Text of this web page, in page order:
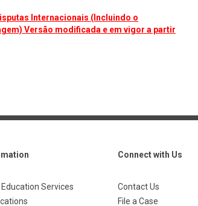
Internacionais (Incluindo o
Versão modificada e em vigor a partir
Services
Connect with Us
Contact Us
File a Case